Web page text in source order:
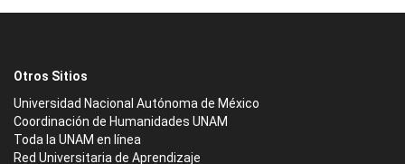
Otros Sitios
Universidad Nacional Autónoma de México
Coordinación de Humanidades UNAM
Toda la UNAM en línea
Red Universitaria de Aprendizaje